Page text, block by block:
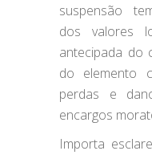
suspensão
dos valores
antecipada do
do elemento
perdas e
encargos
Importa